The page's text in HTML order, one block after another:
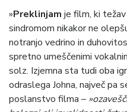
»Preklinjam je film, ki
sindromom nikakor ne
notranjo vedrino in
spretno umeščenimi
solz. Izjemna sta tudi oba
odraslega Johna, največ pa
poslanstvo filma –